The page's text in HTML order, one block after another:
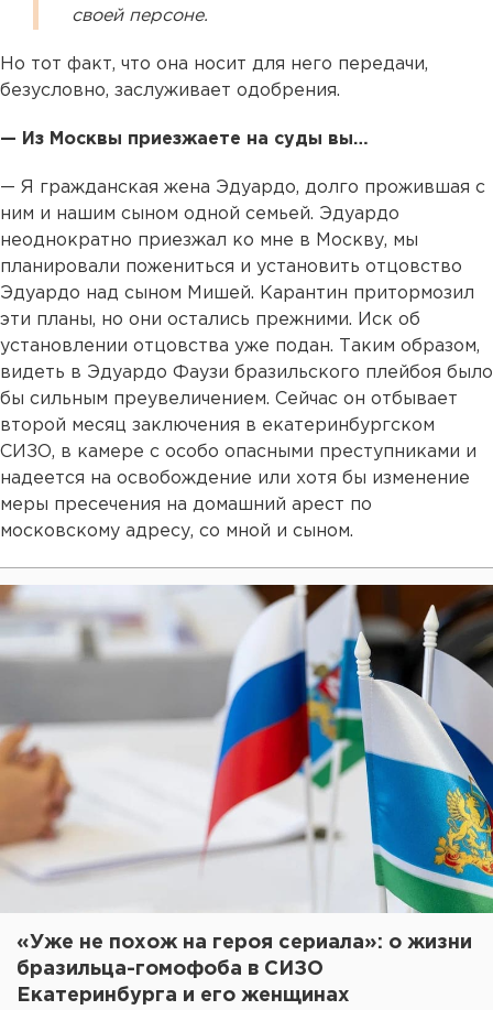
своей персоне.
Но тот факт, что она носит для него передачи,
безусловно, заслуживает одобрения.
— Из Москвы приезжаете на суды вы…
— Я гражданская жена Эдуардо, долго прожившая с
ним и нашим сыном одной семьей. Эдуардо
неоднократно приезжал ко мне в Москву, мы
планировали пожениться и установить отцовство
Эдуардо над сыном Мишей. Карантин притормозил
эти планы, но они остались прежними. Иск об
установлении отцовства уже подан. Таким образом,
видеть в Эдуардо Фаузи бразильского плейбоя было
бы сильным преувеличением. Сейчас он отбывает
второй месяц заключения в екатеринбургском
СИЗО, в камере с особо опасными преступниками и
надеется на освобождение или хотя бы изменение
меры пресечения на домашний арест по
московскому адресу, со мной и сыном.
«Уже не похож на героя сериала»: о жизни
бразильца-гомофоба в СИЗО
Екатеринбурга и его женщинах